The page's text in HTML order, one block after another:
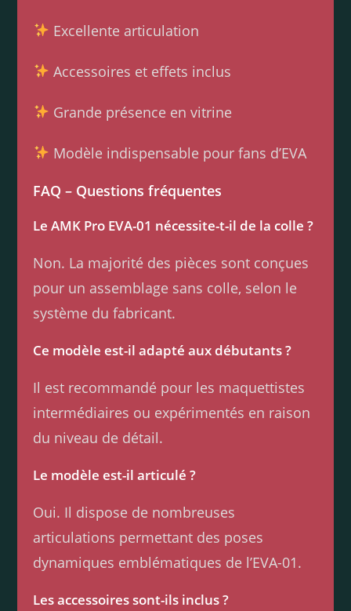
Excellente articulation
Accessoires et effets inclus
Grande présence en vitrine
Modèle indispensable pour fans d’EVA
FAQ – Questions fréquentes
Le AMK Pro EVA-01 nécessite-t-il de la colle ?
Non. La majorité des pièces sont conçues
pour un assemblage sans colle, selon le
système du fabricant.
Ce modèle est-il adapté aux débutants ?
Il est recommandé pour les maquettistes
intermédiaires ou expérimentés en raison
du niveau de détail.
Le modèle est-il articulé ?
Oui. Il dispose de nombreuses
articulations permettant des poses
dynamiques emblématiques de l’EVA-01.
Les accessoires sont-ils inclus ?